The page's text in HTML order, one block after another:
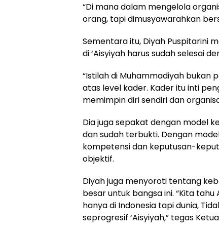
“Di mana dalam mengelola
orang, tapi dimusyawarahkan
Sementara itu, Diyah Puspitarini
di ‘Aisyiyah harus sudah selesai
“Istilah di Muhammadiyah bukan
atas level kader. Kader itu inti
memimpin diri sendiri dan
Dia juga sepakat dengan model
dan sudah terbukti. Dengan
kompetensi dan keputusan-
objektif.
Diyah juga menyoroti tentang
besar untuk bangsa ini. “Kita
hanya di Indonesia tapi dunia,
seprogresif ‘Aisyiyah,” tegas